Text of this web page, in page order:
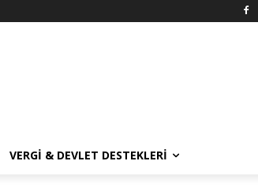
VERGI & DEVLET DESTEKLERI